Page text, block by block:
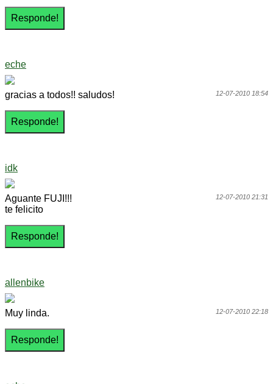
eche
12-07-2010 18:54
gracias a todos!! saludos!
idk
12-07-2010 21:31
Aguante FUJI!!!
te felicito
allenbike
12-07-2010 22:18
Muy linda.